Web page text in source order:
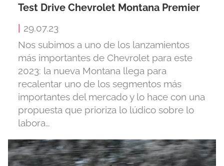
Test Drive Chevrolet Montana Premier
29.07.23
Nos subimos a uno de los lanzamientos
más importantes de Chevrolet para este
2023: la nueva Montana llega para
recalentar uno de los segmentos más
importantes del mercado y lo hace con una
propuesta que prioriza lo lúdico sobre lo
labora…